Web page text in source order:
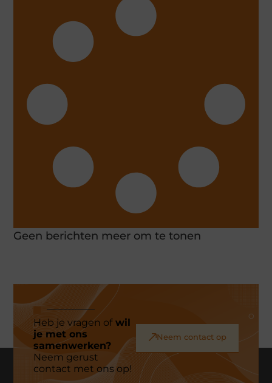
Geen berichten meer om te tonen
Heb je vragen ofwil
je met ons
samenwerken?
Neem gerust
contact met ons op!
Neem contact op